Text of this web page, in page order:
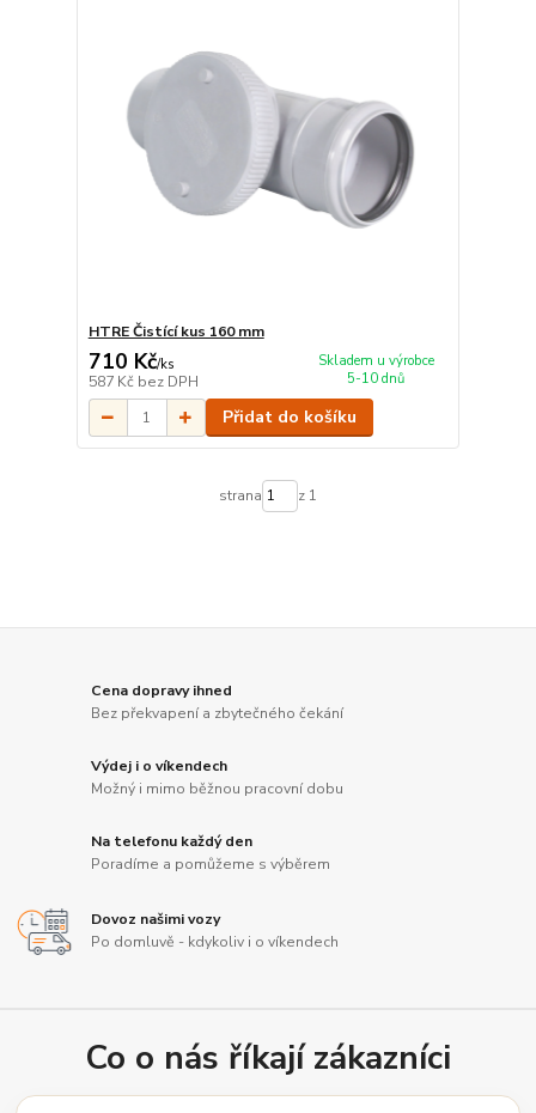
HTRE Čistící kus 160 mm
710 Kč/ks
587 Kč bez DPH
Skladem u výrobce
5-10 dnů
Přidat do košíku
strana z 1
Cena dopravy ihned
Bez překvapení a zbytečného čekání
Výdej i o víkendech
Možný i mimo běžnou pracovní dobu
Na telefonu každý den
Poradíme a pomůžeme s výběrem
Dovoz našimi vozy
Po domluvě - kdykoliv i o víkendech
Co o nás říkají zákazníci